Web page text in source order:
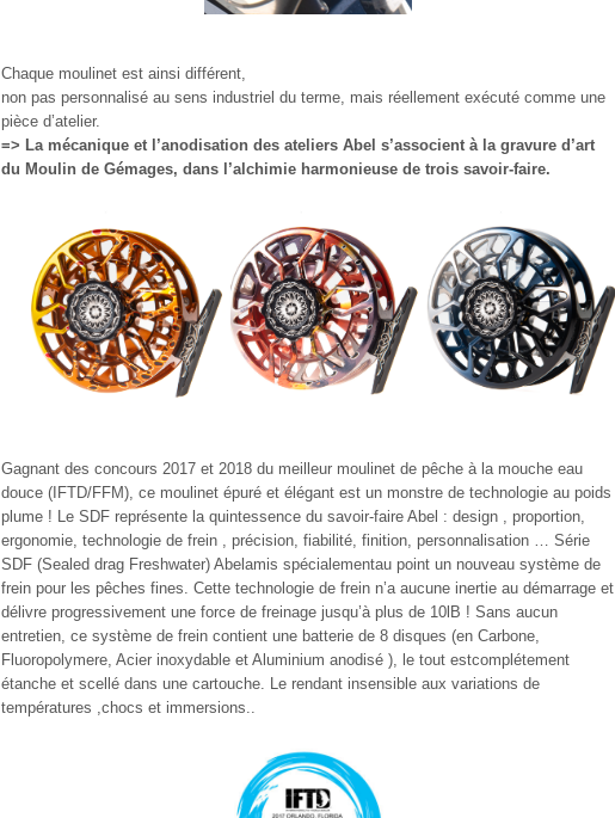
Chaque moulinet est ainsi différent,
non pas personnalisé au sens industriel du terme, mais réellement exécuté comme une
pièce d’atelier.
=> La mécanique et l’anodisation des ateliers Abel s’associent à la gravure d’art
du Moulin de Gémages, dans l’alchimie harmonieuse de trois savoir-faire.
Gagnant des concours 2017 et 2018 du meilleur moulinet de pêche à la mouche eau
douce (IFTD/FFM), ce moulinet épuré et élégant est un monstre de technologie au poids
plume ! Le SDF représente la quintessence du savoir-faire Abel : design , proportion,
ergonomie, technologie de frein , précision, fiabilité, finition, personnalisation … Série
SDF (Sealed drag Freshwater) Abelamis spécialementau point un nouveau système de
frein pour les pêches fines. Cette technologie de frein n’a aucune inertie au démarrage et
délivre progressivement une force de freinage jusqu’à plus de 10lB ! Sans aucun
entretien, ce système de frein contient une batterie de 8 disques (en Carbone,
Fluoropolymere, Acier inoxydable et Aluminium anodisé ), le tout estcomplétement
étanche et scellé dans une cartouche. Le rendant insensible aux variations de
températures ,chocs et immersions..